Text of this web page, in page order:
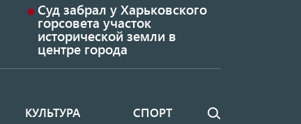
Суд забрал у Харьковского
горсовета участок
исторической земли в
центре города
КУЛЬТУРА СПОРТ Поиск